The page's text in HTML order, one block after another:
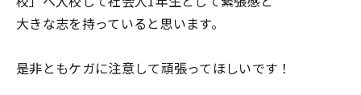
大きな志を持っていると思います。
是非ともケガに注意して頑張ってほしいです！